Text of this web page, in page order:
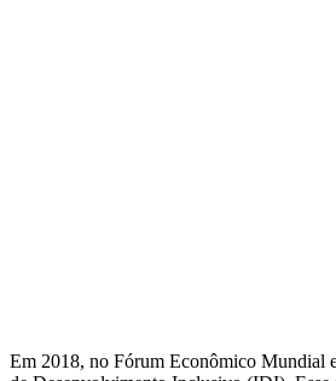
Em 2018, no Fórum Econômico Mundial